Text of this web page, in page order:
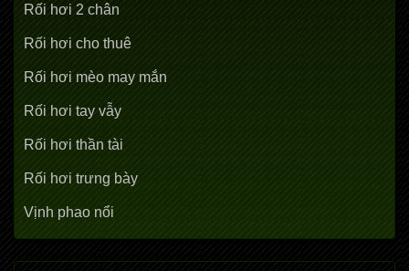
Rối hơi 2 chân
Rối hơi cho thuê
Rối hơi mèo may mắn
Rối hơi tay vẫy
Rối hơi thần tài
Rối hơi trưng bày
Vịnh phao nổi